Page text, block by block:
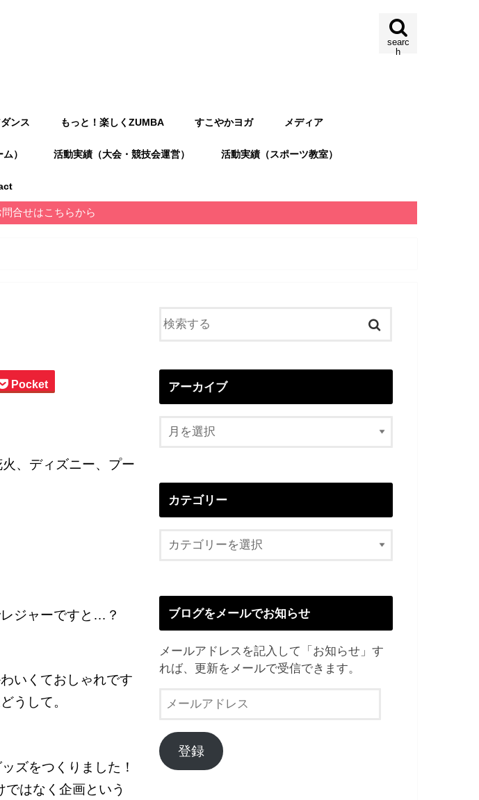
searc
h
ンス もっと！楽しくZUMBA すこやかヨガ メディア
） 活動実績（大会・競技会運営） 活動実績（スポーツ教室）
合せはこちらから
Pocket
、ディズニー、プー
ジャーですと…？
いくておしゃれです
うして。
ズをつくりました！
はなく企画という
アーカイブ
カテゴリー
ブログをメールでお知らせ
メールアドレスを記入して「お知らせ」す
れば、更新をメールで受信できます。
ル
ア
ド
登録